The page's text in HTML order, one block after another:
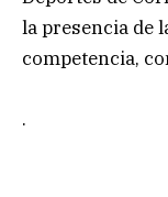
la presencia de
competencia,
.